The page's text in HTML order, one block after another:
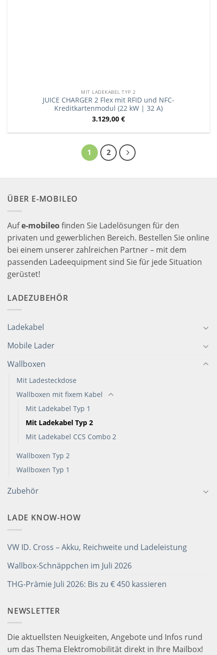
MIT LADEKABEL TYP 2
JUICE CHARGER 2 Flex mit RFID und NFC-
Kreditkartenmodul (22 kW | 32 A)
3.129,00 €
1 2
ÜBER E-MOBILEO
Aufe-mobileofinden Sie Ladelösungen für den
privaten und gewerblichen Bereich. Bestellen Sie online
bei einem unserer zahlreichen Partner – mit dem
passenden Ladeequipment sind Sie für jede Situation
gerüstet!
LADEZUBEHÖR
Ladekabel
Mobile Lader
Wallboxen
Mit Ladesteckdose
Wallboxen mit fixem Kabel
Mit Ladekabel Typ 1
Mit Ladekabel Typ 2
Mit Ladekabel CCS Combo 2
Wallboxen Typ 2
Wallboxen Typ 1
Zubehör
LADE KNOW-HOW
VW ID. Cross – Akku, Reichweite und Ladeleistung
Wallbox-Schnäppchen im Juli 2026
THG-Prämie Juli 2026: Bis zu € 450 kassieren
NEWSLETTER
Die aktuellsten Neuigkeiten, Angebote und Infos rund
um das Thema Elektromobilität direkt in Ihre Mailbox!